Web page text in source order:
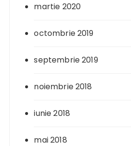
martie 2020
octombrie 2019
septembrie 2019
noiembrie 2018
iunie 2018
mai 2018